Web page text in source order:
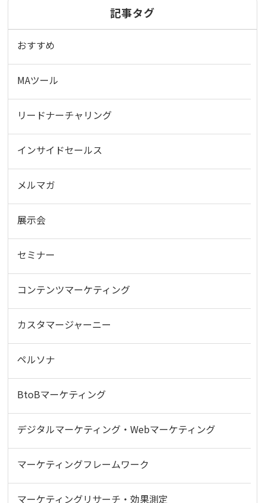
記事タグ
おすすめ
MAツール
リードナーチャリング
インサイドセールス
メルマガ
展示会
セミナー
コンテンツマーケティング
カスタマージャーニー
ペルソナ
BtoBマーケティング
デジタルマーケティング・Webマーケティング
マーケティングフレームワーク
マーケティングリサーチ・効果測定